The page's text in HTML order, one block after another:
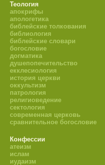
Теология
апокрифы
апологетика
библейские толкования
библиология
библейские словари
богословие
догматика
душепопечительство
екклесиология
история церкви
оккультизм
патрология
религиоведение
сектология
современная церковь
сравнительное богословие
Конфессии
атеизм
ислам
иудаизм